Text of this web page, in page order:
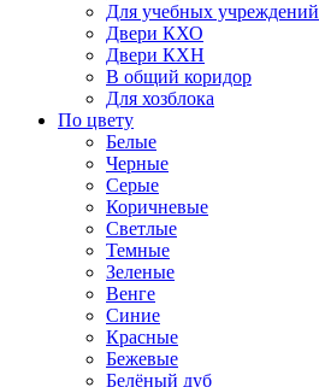
Для учебных учреждений
Двери КХО
Двери КХН
В общий коридор
Для хозблока
По цвету
Белые
Черные
Серые
Коричневые
Светлые
Темные
Зеленые
Венге
Синие
Красные
Бежевые
Белёный дуб